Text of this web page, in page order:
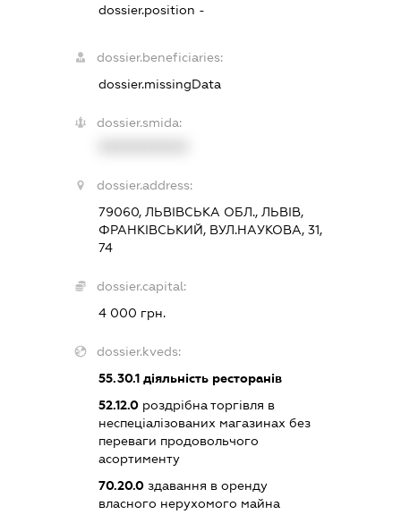
dossier.position -
dossier.beneficiaries:
dossier.missingData
dossier.smida:
dossier.address:
79060, ЛЬВІВСЬКА ОБЛ., ЛЬВІВ,
ФРАНКІВСЬКИЙ, ВУЛ.НАУКОВА, 31,
74
dossier.capital:
4 000 грн.
dossier.kveds:
55.30.1діяльність ресторанів
52.12.0роздрібна торгівля в
неспеціалізованих магазинах без
переваги продовольчого
асортименту
70.20.0здавання в оренду
власного нерухомого майна